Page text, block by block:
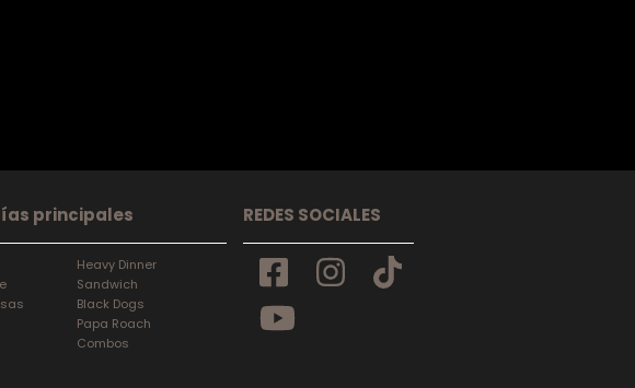
principales
Heavy Dinner
Sandwich
Black Dogs
Papa Roach
Combos
REDES SOCIALES